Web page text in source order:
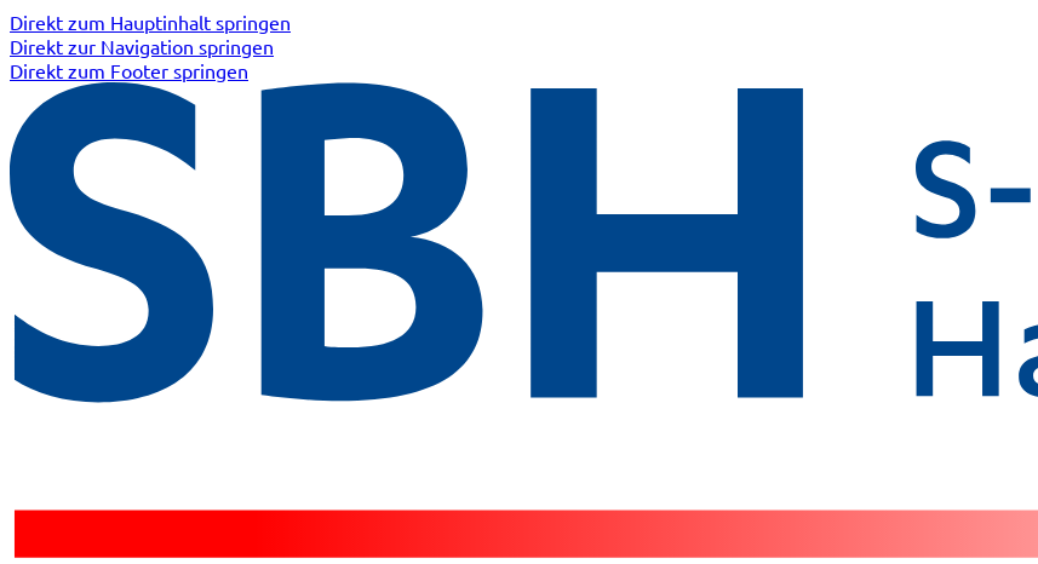
Direkt zum Hauptinhalt springen
Direkt zur Navigation springen
Direkt zum Footer springen